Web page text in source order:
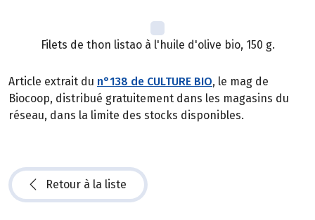
Filets de thon listao à l'huile d'olive bio, 150 g.
Article extrait du n°138 de CULTURE BIO, le mag de
Biocoop, distribué gratuitement dans les magasins du
réseau, dans la limite des stocks disponibles.
Retour à la liste